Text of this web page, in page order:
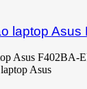
laptop Asus
Asus F402BA-
Asus